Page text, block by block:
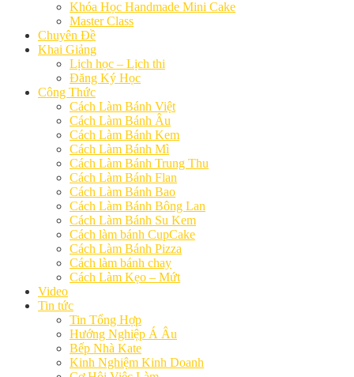
Khóa Học Handmade Mini Cake
Master Class
Chuyên Đề
Khai Giảng
Lịch học – Lịch thi
Đăng Ký Học
Công Thức
Cách Làm Bánh Việt
Cách Làm Bánh Âu
Cách Làm Bánh Kem
Cách Làm Bánh Mì
Cách Làm Bánh Trung Thu
Cách Làm Bánh Flan
Cách Làm Bánh Bao
Cách Làm Bánh Bông Lan
Cách Làm Bánh Su Kem
Cách làm bánh CupCake
Cách Làm Bánh Pizza
Cách làm bánh chay
Cách Làm Kẹo – Mứt
Video
Tin tức
Tin Tổng Hợp
Hướng Nghiệp Á Âu
Bếp Nhà Kate
Kinh Nghiệm Kinh Doanh